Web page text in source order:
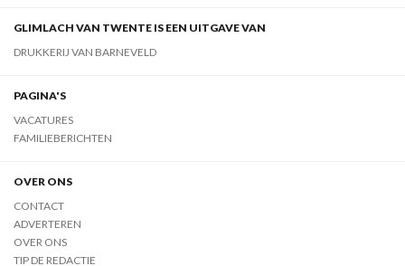
GLIMLACH VAN TWENTE IS EEN UITGAVE VAN
DRUKKERIJ VAN BARNEVELD
PAGINA'S
VACATURES
FAMILIEBERICHTEN
OVER ONS
CONTACT
ADVERTEREN
OVER ONS
TIP DE REDACTIE